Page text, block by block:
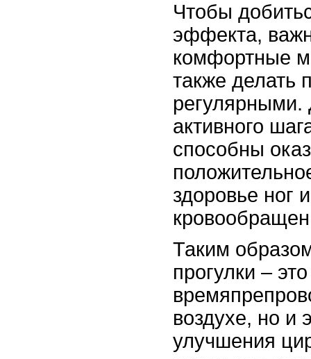
Чтобы
эффекта,
комфортные
также делать
регулярными.
активного
способны
здоровье ног
Таким
прогулки –
воздухе, но и
улучшения